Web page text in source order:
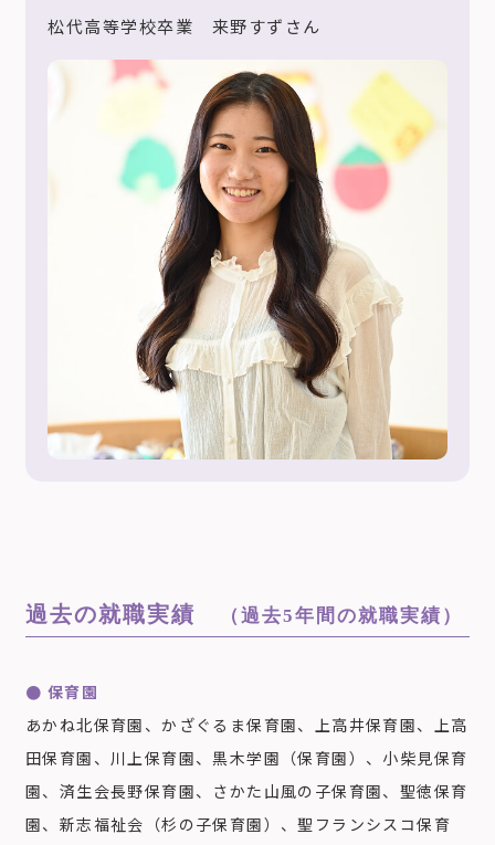
松代高等学校卒業 来野すずさん
過去の就職実績 （過去5年間の就職実績）
● 保育園
あかね北保育園、かざぐるま保育園、上高井保育園、上高
田保育園、川上保育園、黒木学園（保育園）、小柴見保育
園、済生会長野保育園、さかた山風の子保育園、聖徳保育
園、新志福祉会（杉の子保育園）、聖フランシスコ保育